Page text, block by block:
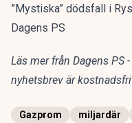
”Mystiska” dödsfall i
Dagens PS
Läs mer från Dagens PS
nyhetsbrev är
Gazprom miljardär